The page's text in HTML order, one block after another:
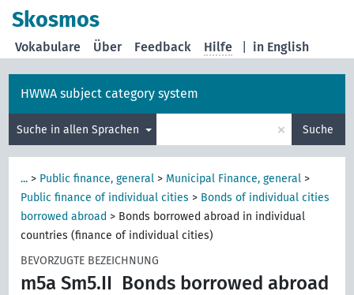
Skosmos
in English
Vokabulare Über Feedback Hilfe
HWWA subject category system
Suche in allen Sprachen × Suche
... > Public finance, general > Municipal Finance, general >
Public finance of individual cities > Bonds of individual cities
borrowed abroad > Bonds borrowed abroad in individual
countries (finance of individual cities)
BEVORZUGTE BEZEICHNUNG
m5a Sm5.II Bonds borrowed abroad